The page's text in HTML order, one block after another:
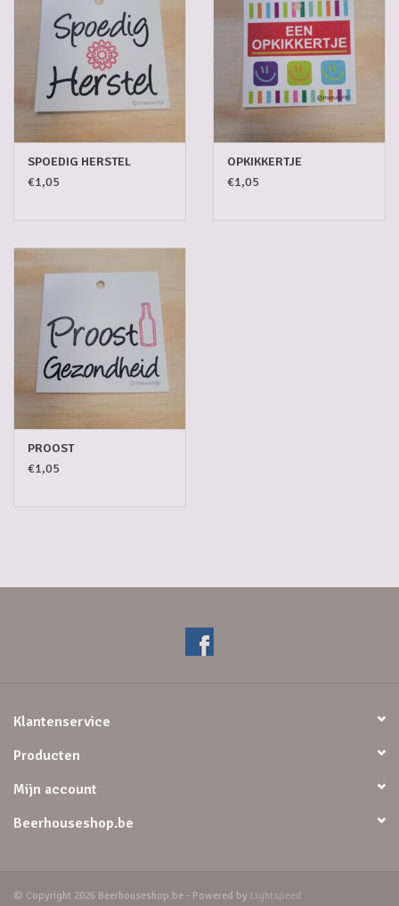
SPOEDIG HERSTEL
€1,05
OPKIKKERTJE
€1,05
PROOST
€1,05
Klantenservice
Producten
Mijn account
Beerhouseshop.be
© Copyright 2026 Beerhouseshop.be - Powered by Lightspeed